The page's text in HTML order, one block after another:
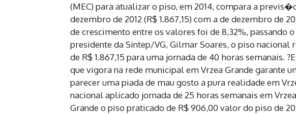
(MEC) para atualizar o piso, em 2014, compara a
dezembro de 2012 (R$ 1.867,15) com a de dezembro de
de crescimento entre os valores foi de 8,32%, passando
presidente da Sintep/VG, Gilmar Soares, o piso nacional
de R$ 1.867,15 para uma jornada de 40 horas semanais.
que vigora na rede municipal em Vrzea Grande garante
parecer uma piada de mau gosto a pura realidade em
nacional aplicado jornada de 25 horas semanais em
Grande o piso praticado de R$ 906,00 valor do piso de